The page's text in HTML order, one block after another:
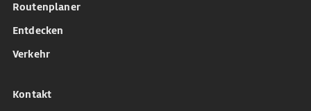
Routenplaner
Entdecken
Verkehr
Kontakt